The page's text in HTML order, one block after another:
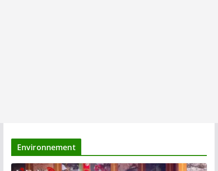
Environnement